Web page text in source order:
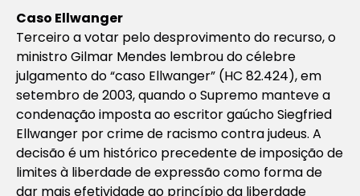
Caso Ellwanger
Terceiro a votar pelo desprovimento do recurso, o
ministro Gilmar Mendes lembrou do célebre
julgamento do “caso Ellwanger” (HC 82.424), em
setembro de 2003, quando o Supremo manteve a
condenação imposta ao escritor gaúcho Siegfried
Ellwanger por crime de racismo contra judeus. A
decisão é um histórico precedente de imposição de
limites à liberdade de expressão como forma de
dar mais efetividade ao princípio da liberdade